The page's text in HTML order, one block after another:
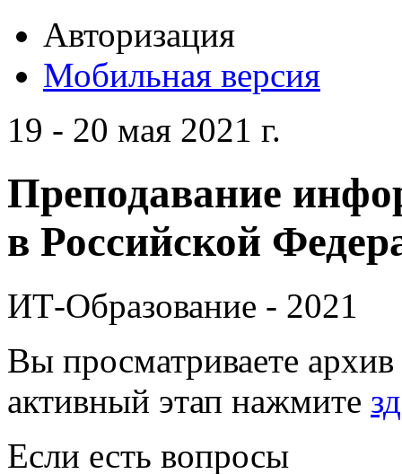
Авторизация
Мобильная версия
19 - 20 мая 2021 г.
Преподавание
в Российской
ИТ-Образование - 2021
Вы просматриваете
активный этап нажмите
Если есть вопросы